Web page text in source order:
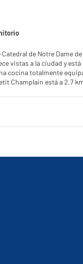
de Notre Dame
a la ciudad y está